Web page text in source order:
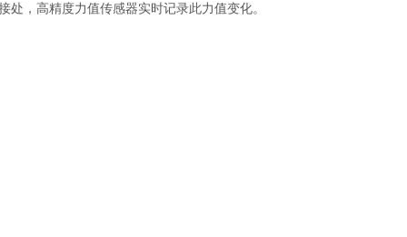
，高精度力值传感器实时记录此力值变化。